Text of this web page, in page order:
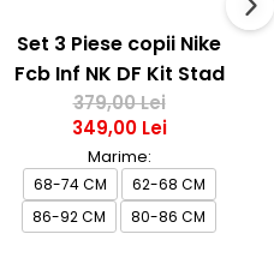
Set 3 Piese copii Nike
Fcb Inf NK DF Kit Stad
Hm
379,00 Lei
349,00 Lei
Marime:
68-74 CM
62-68 CM
86-92 CM
80-86 CM